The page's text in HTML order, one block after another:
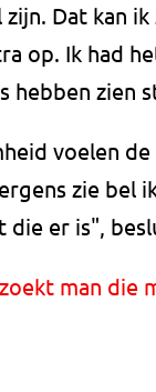
Dat kan
op. Ik had
hebben zien
voelen
zie bel
er is",
man die